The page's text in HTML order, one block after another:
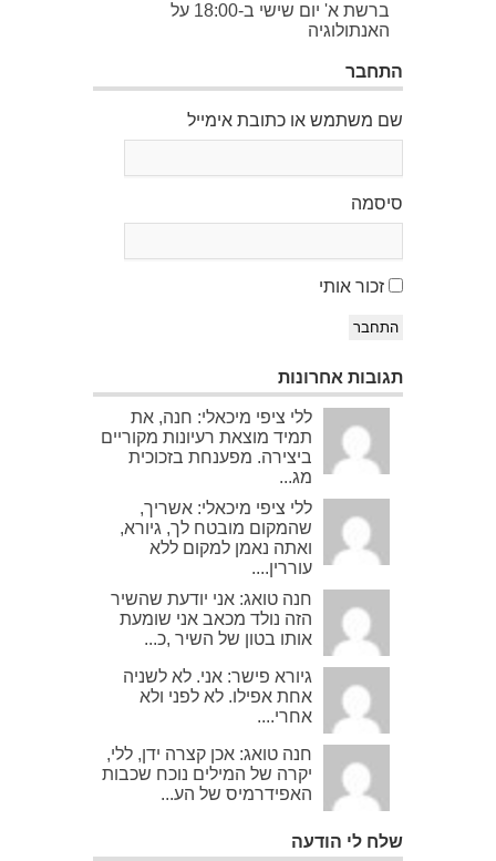
ברשת א' יום שישי ב-18:00 על
האנתולוגיה
התחבר
שם משתמש או כתובת אימייל
סיסמה
זכור אותי
התחבר
תגובות אחרונות
ללי ציפי מיכאלי: חנה, את
תמיד מוצאת רעיונות מקוריים
ביצירה. מפענחת בזכוכית
מג...
ללי ציפי מיכאלי: אשריך,
שהמקום מובטח לך, גיורא,
ואתה נאמן למקום ללא
עוררין....
חנה טואג: אני יודעת שהשיר
הזה נולד מכאב אני שומעת
אותו בטון של השיר ,כ...
גיורא פישר: אני. לא לשניה
אחת אפילו. לא לפני ולא
אחרי....
חנה טואג: אכן קצרה ידן, ללי,
יקרה של המילים נוכח שכבות
האפידרמיס של הע...
שלח לי הודעה